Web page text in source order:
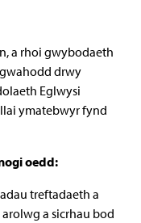
a rhoi gwybodaeth
drwy
Eglwysi
ymatebwyr fynd
oedd:
treftadaeth a
a sicrhau bod